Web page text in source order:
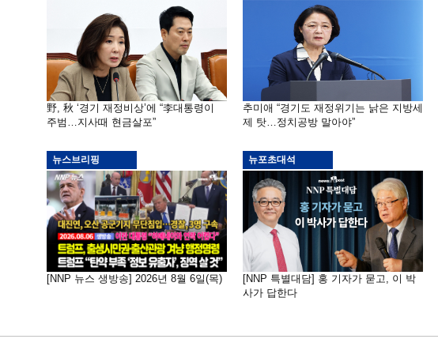
野, 秋 ‘경기 재정비상’에 “李대통령이
주범…지사때 현금살포”
추미애 “경기도 재정위기는 낡은 지방세
제 탓…정치공방 말아야”
뉴스브리핑
[NNP 뉴스 생방송] 2026년 8월 6일(목)
뉴포초대석
[NNP 특별대담] 홍 기자가 묻고, 이 박
사가 답한다